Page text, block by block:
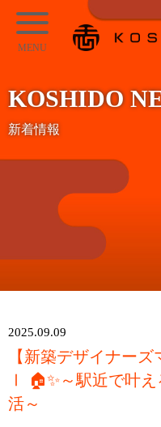
コ
ン
テ
ン
キ
ッ
KOSHIDO
メ
ュ
ー
KOSHIDO
新着情報
2025.09.09
【新築デザイナー
Ⅰ 🏠✨～駅近で叶
活～